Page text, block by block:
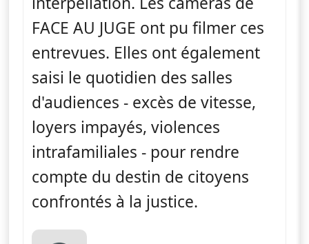
FACE AU JUGE ont pu filmer ces
entrevues. Elles ont également
saisi le quotidien des salles
d'audiences - excès de vitesse,
loyers impayés, violences
intrafamiliales - pour rendre
compte du destin de citoyens
confrontés à la justice.